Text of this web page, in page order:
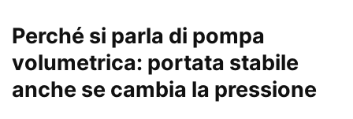
Perché si parla di pompa
volumetrica: portata stabile
anche se cambia la pressione